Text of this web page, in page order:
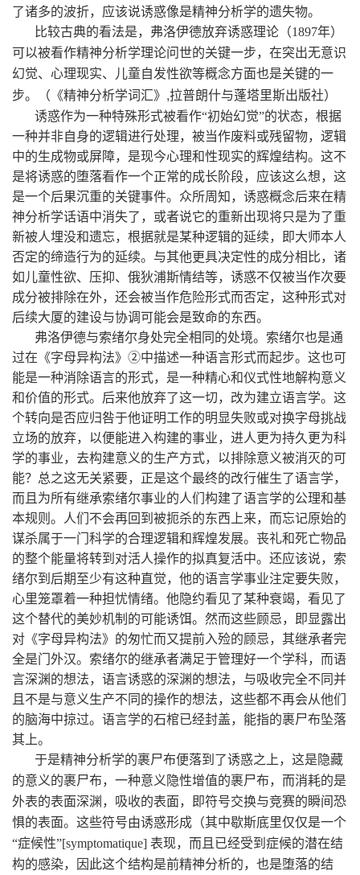
了诸多的波折，应该说诱惑像是精神分析学的遗失物。
比较古典的看法是，弗洛伊德放弃诱惑理论（1897年）
可以被看作精神分析学理论问世的关键一步，在突出无意识
幻觉、心理现实、儿童自发性欲等概念方面也是关键的一
步。
（《精神分析学词汇》,拉普朗什与蓬塔里斯出版社）
诱惑作为一种特殊形式被看作“初始幻觉”的状态，根据
一种并非自身的逻辑进行处理，被当作废料或残留物，逻辑
中的生成物或屏障，是现今心理和性现实的辉煌结构。这不
是将诱惑的堕落看作一个正常的成长阶段，应该这么想，这
是一个后果沉重的关键事件。众所周知，诱惑概念后来在精
神分析学话语中消失了，或者说它的重新出现将只是为了重
新被人埋没和遗忘，根据就是某种逻辑的延续，即大师本人
否定的缔造行为的延续。与其他更具决定性的成分相比，诸
如儿童性欲、压抑、俄狄浦斯情结等，诱惑不仅被当作次要
成分被排除在外，还会被当作危险形式而否定，这种形式对
后续大厦的建设与协调可能会是致命的东西。
弗洛伊德与索绪尔身处完全相同的处境。索绪尔也是通
过在《字母异构法》②中描述一种语言形式而起步。这也可
能是一种消除语言的形式，是一种精心和仪式性地解构意义
和价值的形式。后来他放弃了这一切，改为建立语言学。这
个转向是否应归咎于他证明工作的明显失败或对换字母挑战
立场的放弃，以便能进入构建的事业，进人更为持久更为科
学的事业，去构建意义的生产方式，以排除意义被消灭的可
能？总之这无关紧要，正是这个最终的改行催生了语言学，
而且为所有继承索绪尔事业的人们构建了语言学的公理和基
本规则。人们不会再回到被扼杀的东西上来，而忘记原始的
谋杀属于一门科学的合理逻辑和辉煌发展。丧礼和死亡物品
的整个能量将转到对活人操作的拟真复活中。还应该说，索
绪尔到后期至少有这种直觉，他的语言学事业注定要失败，
心里笼罩着一种担忧情绪。他隐约看见了某种衰竭，看见了
这个替代的美妙机制的可能诱饵。然而这些顾忌，即显露出
对《字母异构法》的匆忙而又提前入殓的顾忌，其继承者完
全是门外汉。索绪尔的继承者满足于管理好一个学科，而语
言深渊的想法，语言诱惑的深渊的想法，与吸收完全不同并
且不是与意义生产不同的操作的想法，这些都不再会从他们
的脑海中掠过。语言学的石棺已经封盖，能指的裹尸布坠落
其上。
于是精神分析学的裹尸布便落到了诱惑之上，这是隐藏
的意义的裹尸布，一种意义隐性增值的裹尸布，而消耗的是
外表的表面深渊，吸收的表面，即符号交换与竞赛的瞬间恐
惧的表面。这些符号由诱惑形成（其中歇斯底里仅仅是一个
“症候性”[symptomatique] 表现，而且已经受到症候的潜在结
构的感染，因此这个结构是前精神分析的，也是堕落的结